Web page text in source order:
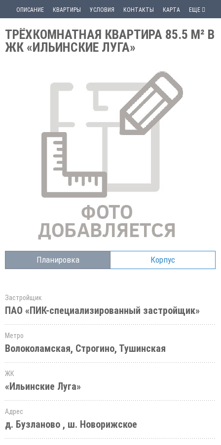
ОПИСАНИЕ КВАРТИРЫ УСЛОВИЯ КОНТАКТЫ КАРТА ЕЩЕ
ТРЁХКОМНАТНАЯ КВАРТИРА 85.5 М² В
ЖК «ИЛЬИНСКИЕ ЛУГА»
Планировка Корпус
Застройщик
ПАО «ПИК-специализированный застройщик»
Метро
Волоколамская, Строгино, Тушинская
ЖК
«Ильинские Луга»
Адрес
д. Бузланово , ш. Новорижское